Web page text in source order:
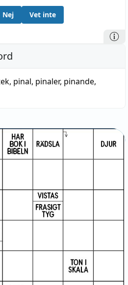
Nej Vet inte
, pinal, pinaler, pinande,